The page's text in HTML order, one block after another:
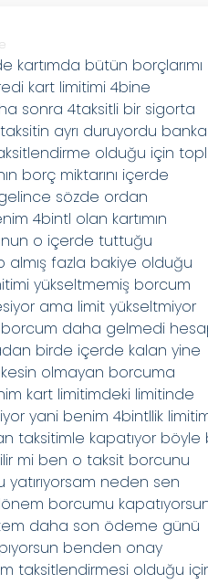
kartımda bütün borçlarımı
kart limitimi 4bine
sonra 4taksitli bir sigorta
ayrı duruyordu banka
olduğu için
borç miktarını içerde
sözde ordan
4bintl olan kartımın
o içerde tuttuğu
almış fazla bakiye olduğu
yükseltmemiş borcum
ama limit yükseltmiyor
daha gelmedi
birde içerde kalan yine
olmayan borcuma
kart limitimdeki limitinde
yani benim 4bintllik
taksitimle kapatıyor böyle
mi ben o taksit borcunu
neden sen
borcumu
daha son ödeme günü
benden onay
taksitlendirmesi olduğu